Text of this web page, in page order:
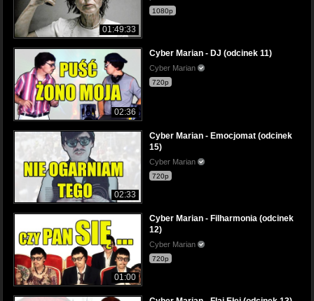
01:49:33
1080p
02:36
Cyber Marian - DJ (odcinek 11)
Cyber Marian
720p
02:33
Cyber Marian - Emocjomat (odcinek
15)
Cyber Marian
720p
01:00
Cyber Marian - Filharmonia (odcinek
12)
Cyber Marian
720p